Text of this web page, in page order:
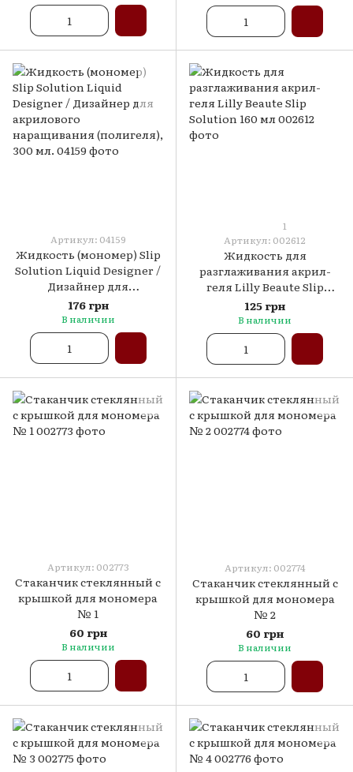
Артикул: 04159
Жидкость (мономер) Slip
Solution Liquid Designer /
Дизайнер для
акрилового
наращивания (полигеля),
300 мл.
176 грн
В наличии
1
Артикул: 002612
Жидкость для
разглаживания акрил-
геля Lilly Beaute Slip
Solution 160 мл
125 грн
В наличии
Артикул: 002773
Стаканчик стеклянный с
крышкой для мономера
№ 1
60 грн
В наличии
Артикул: 002774
Стаканчик стеклянный с
крышкой для мономера
№ 2
60 грн
В наличии